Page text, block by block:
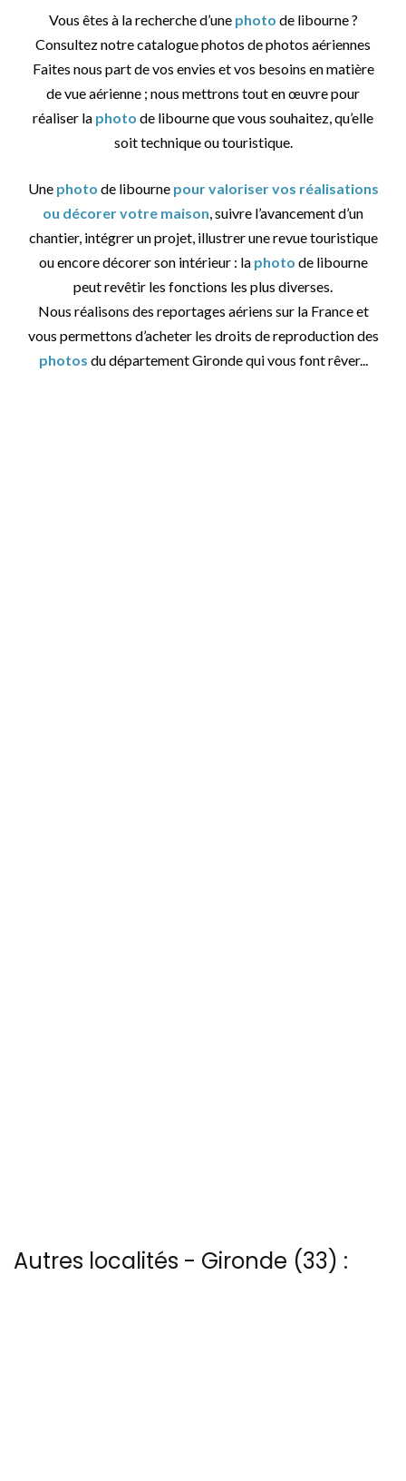
Vous êtes à la recherche d’une photo de libourne ?
Consultez notre catalogue photos de photos aériennes
Faites nous part de vos envies et vos besoins en matière
de vue aérienne ; nous mettrons tout en œuvre pour
réaliser la photo de libourne que vous souhaitez, qu’elle
soit technique ou touristique.
Une photo de libourne pour valoriser vos réalisations
ou décorer votre maison, suivre l’avancement d’un
chantier, intégrer un projet, illustrer une revue touristique
ou encore décorer son intérieur : la photo de libourne
peut revêtir les fonctions les plus diverses.
Nous réalisons des reportages aériens sur la France et
vous permettons d’acheter les droits de reproduction des
photos du département Gironde qui vous font rêver...
Autres localités - Gironde (33) :